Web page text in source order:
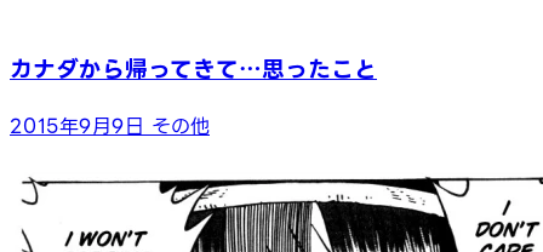
カナダから帰ってきて…思ったこと
2015年9月9日 その他